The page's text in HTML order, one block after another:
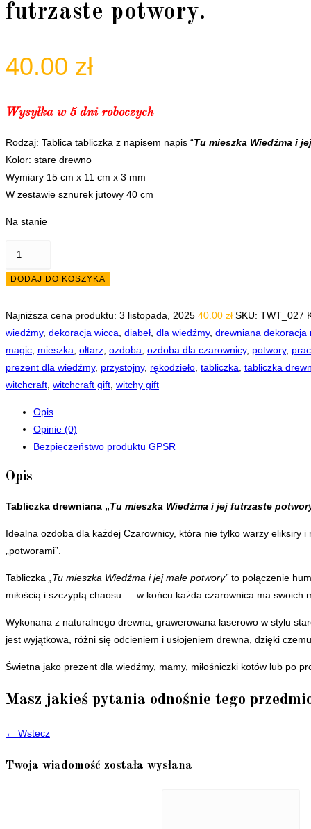
futrzaste potwory.
40.00 zł
Wysyłka w 5 dni roboczych
Rodzaj: Tablica tabliczka z napisem napis “Tu mieszka Wiedźma i
Kolor: stare drewno
Wymiary 15 cm x 11 cm x 3 mm
W zestawie sznurek jutowy 40 cm
Na stanie
ilość
tabliczka
napisem
napis
Tu
mieszka
Wiedźma
DODAJ DO KOSZYKA
Najniższa cena produktu: 3 listopada, 2025 40.00 zł SKU: TWT_027
wiedźmy, dekoracja wicca, diabeł, dla wiedźmy, drewniana dekoracja
magic, mieszka, ołtarz, ozdoba, ozdoba dla czarownicy, potwory,
prezent dla wiedźmy, przystojny, rękodzieło, tabliczka, tabliczka
witchcraft, witchcraft gift, witchy gift
Opis
Opinie (0)
Bezpieczeństwo produktu GPSR
Opis
Tabliczka drewniana „Tu mieszka Wiedźma i jej futrzaste
Idealna ozdoba dla każdej Czarownicy, która nie tylko warzy eliksiry
„potworami”.
Tabliczka „Tu mieszka Wiedźma i jej małe potwory” to połączenie
miłością i szczyptą chaosu — w końcu każda czarownica ma swoich
Wykonana z naturalnego drewna, grawerowana laserowo w stylu
jest wyjątkowa, różni się odcieniem i usłojeniem drewna, dzięki
Świetna jako prezent dla wiedźmy, mamy, miłośniczki kotów lub po
Masz jakieś pytania odnośnie tego
← Wstecz
Twoja wiadomość została wysłana